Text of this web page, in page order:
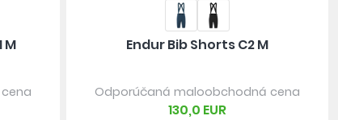
M Endur Bib Shorts C2 M
Odporúčaná maloobchodná cena
130,0 EUR